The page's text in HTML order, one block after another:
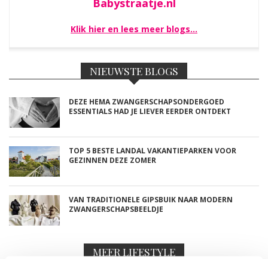
Babystraatje.nl
Klik hier en lees meer blogs…
NIEUWSTE BLOGS
DEZE HEMA ZWANGERSCHAPSONDERGOED
ESSENTIALS HAD JE LIEVER EERDER ONTDEKT
TOP 5 BESTE LANDAL VAKANTIEPARKEN VOOR
GEZINNEN DEZE ZOMER
VAN TRADITIONELE GIPSBUIK NAAR MODERN
ZWANGERSCHAPSBEELDJE
MEER LIFESTYLE